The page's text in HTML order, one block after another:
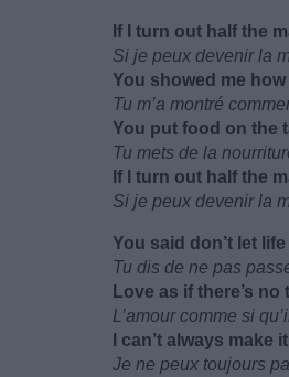
If I turn out half the
Si je peux devenir la
You showed me
Tu m’a montré
You put food on the
Tu mets de la
If I turn out half the
Si je peux devenir la
You said don’t let
Tu dis de ne pas
Love as if there’s
L’amour comme si
I can’t always make
Je ne peux toujours